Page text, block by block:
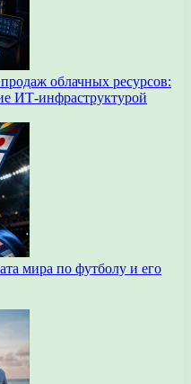
облачных ресурсов:
ИТ-инфраструктурой
мира по футболу и его